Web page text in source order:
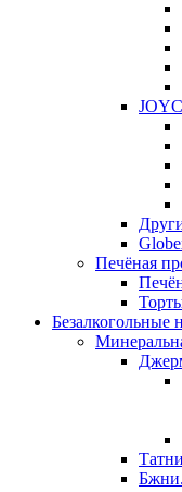
Печёная
Безалкогольные
Татни